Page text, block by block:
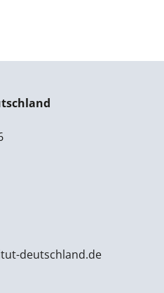
deutschland.de